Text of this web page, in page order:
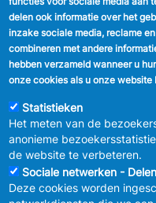
delen ook informatie over het
inzake sociale media, reclame
combineren met andere
hebben verzameld wanneer u
onze cookies als u onze website
Statistieken
Het meten van de
anonieme
de website te verbeteren.
Sociale netwerken - Delen
Deze cookies worden